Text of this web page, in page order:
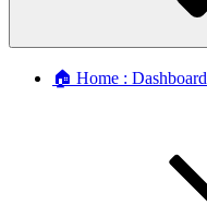
🏠 Home : Dashboard